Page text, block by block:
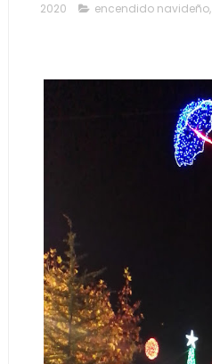
2020
encendido navideño,